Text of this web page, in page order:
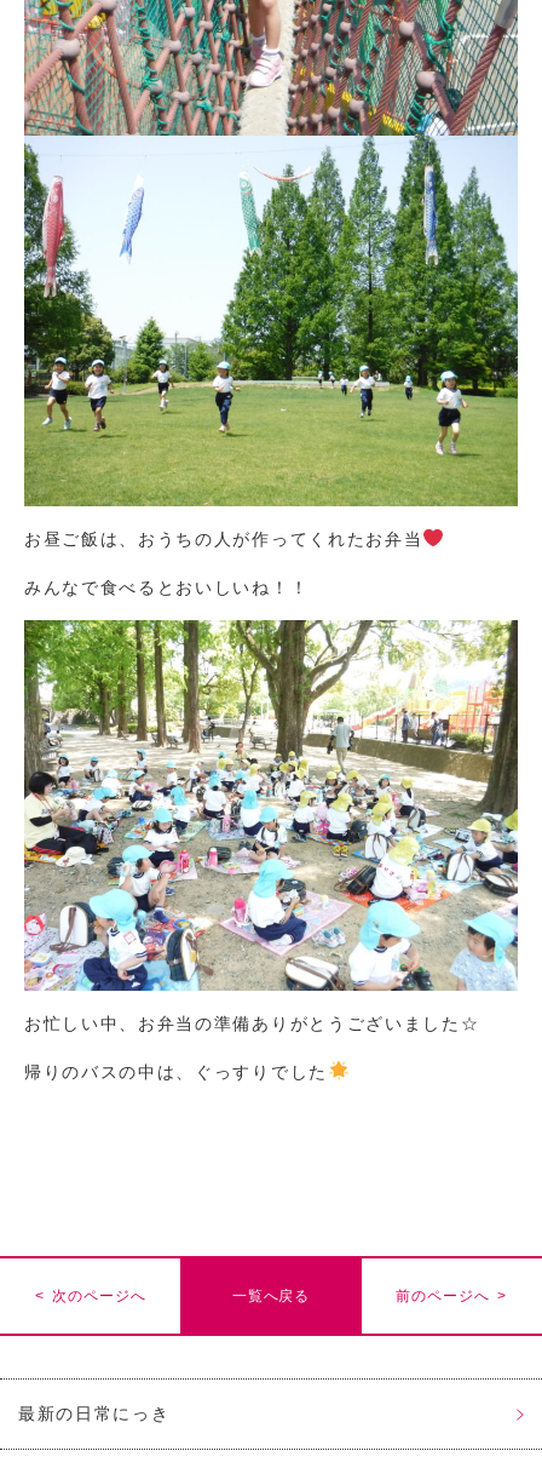
最新の日常にっき
お昼ご飯は、おうちの人が作ってくれたお弁当
みんなで食べるとおいしいね！！
お忙しい中、お弁当の準備ありがとうございました☆
帰りのバスの中は、ぐっすりでした
< 次のページへ 一覧へ戻る 前のページへ >